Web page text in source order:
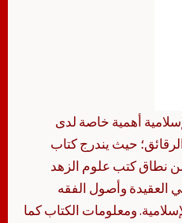
أهمية خاصة لدى
حيث يندرج كتاب
نطاق كتب علوم الزهد
العقيدة وأصول الفقه
ومعلومات الكتاب كما